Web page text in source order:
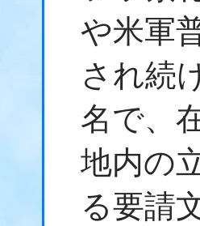
や米軍
され続
名で、
地内の
る要請